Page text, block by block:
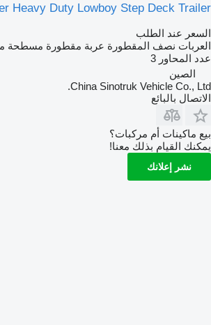
Heavy Duty Lowboy Step Deck Trailer
السعر عند الطلب
العربات نصف المقطورة عربة مقطورة مسطحة
عدد المحاور 3
الصين
China Sinotruk Vehicle Co., Ltd.
الاتصال بالبائع
بيع ماكينات أم مركبات؟
يمكنك القيام بذلك معنا!
نشر إعلانك